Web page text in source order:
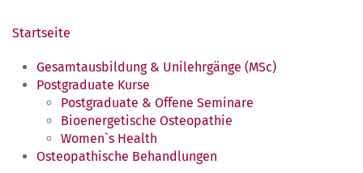
Startseite
Gesamtausbildung & Unilehrgänge (MSc)
Postgraduate Kurse
Postgraduate & Offene Seminare
Bioenergetische Osteopathie
Women`s Health
Osteopathische Behandlungen